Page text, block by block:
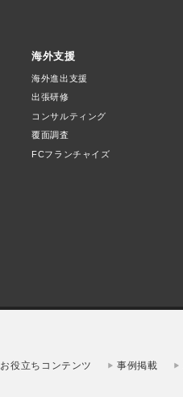
海外支援
海外進出支援
出張研修
コンサルティング
覆面調査
FCフランチャイズ
お役立ちコンテンツ 事例掲載